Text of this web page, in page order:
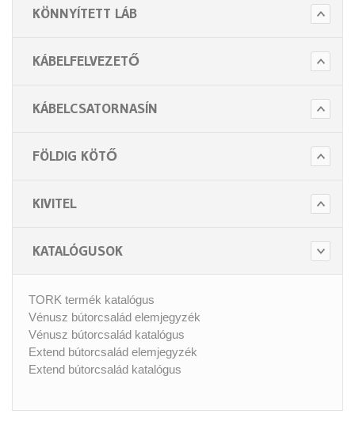
KÖNNYÍTETT LÁB
KÁBELFELVEZETŐ
KÁBELCSATORNASÍN
FÖLDIG KÖTŐ
KIVITEL
KATALÓGUSOK
TORK termék katalógus
Vénusz bútorcsalád elemjegyzék
Vénusz bútorcsalád katalógus
Extend bútorcsalád elemjegyzék
Extend bútorcsalád katalógus